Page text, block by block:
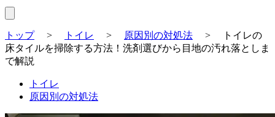
トップ> トイレ > 原因別の対処法 >
トイレの
床タイルを掃除する方法！洗剤選びから目地の汚れ落としま
で解説
トイレ
原因別の対処法